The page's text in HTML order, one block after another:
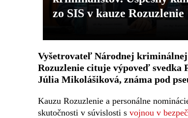
zo SIS v kauze Rozuzlenie
Vyšetrovateľ Národnej
Rozuzlenie cituje výpoveď svedka
Júlia Mikolášiková, známa pod
Kauzu Rozuzlenie a personálne
skutočnosti v súvislosti s vojnou v